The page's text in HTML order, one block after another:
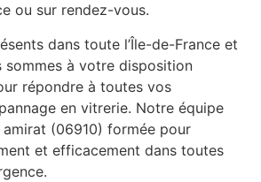
ou sur rendez-vous.
dans toute l’Île-de-France et
sommes à votre disposition
répondre à toutes vos
en vitrerie. Notre équipe
amirat (06910) formée pour
et efficacement dans toutes